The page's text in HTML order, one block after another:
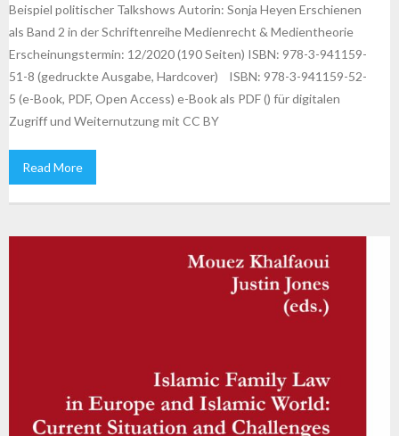
Beispiel politischer Talkshows Autorin: Sonja Heyen Erschienen
als Band 2 in der Schriftenreihe Medienrecht & Medientheorie
Erscheinungstermin: 12/2020 (190 Seiten) ISBN: 978-3-941159-
51-8 (gedruckte Ausgabe, Hardcover) ISBN: 978-3-941159-52-
5 (e-Book, PDF, Open Access) e-Book als PDF () für digitalen
Zugriff und Weiternutzung mit CC BY
Read More